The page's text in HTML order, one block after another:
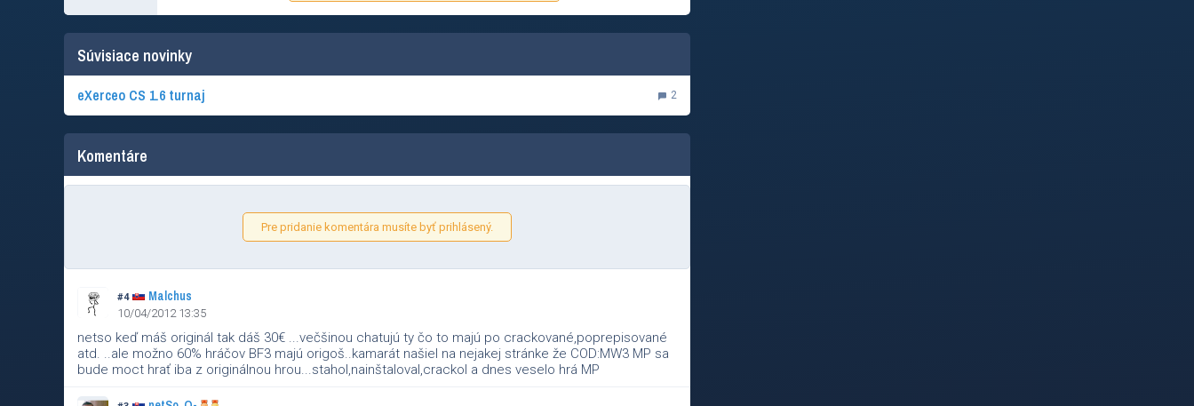
Súvisiace novinky
eXerceo CS 1.6 turnaj 2
Komentáre
Pre pridanie komentára musíte byť prihlásený.
#4 Malchus
10/04/2012 13:35
netso keď máš originál tak dáš 30€ ...večšinou chatujú ty čo to majú po crackované,poprepisované
atd. ..ale možno 60% hráčov BF3 majú origoš..kamarát našiel na nejakej stránke že COD:MW3 MP sa
bude moct hrať iba z originálnou hrou...stahol,nainštaloval,crackol a dnes veselo hrá MP